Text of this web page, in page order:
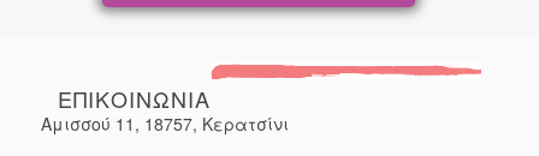
ΕΠΙΚΟΙΝΩΝΙΑ
Αμισσού 11, 18757, Κερατσίνι